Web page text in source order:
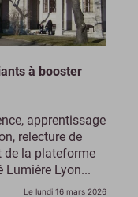
à booster
apprentissage
relecture de
de la plateforme
Lumière Lyon...
Le lundi 16 mars 2026